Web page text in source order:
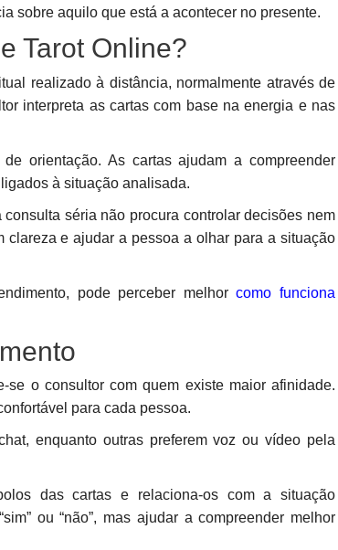
sobre aquilo que está a acontecer no presente.
Tarot Online?
realizado à distância, normalmente através de
interpreta as cartas com base na energia e nas
orientação. As cartas ajudam a compreender
à situação analisada.
séria não procura controlar decisões nem
clareza e ajudar a pessoa a olhar para a situação
pode perceber melhorcomo funciona
se o consultor com quem existe maior afinidade.
para cada pessoa.
enquanto outras preferem voz ou vídeo pela
das cartas e relaciona-os com a situação
ou “não”, mas ajudar a compreender melhor